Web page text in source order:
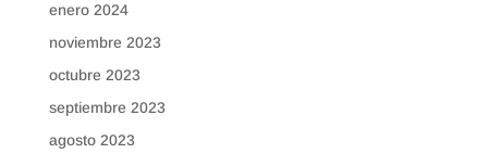
enero 2024
noviembre 2023
octubre 2023
septiembre 2023
agosto 2023